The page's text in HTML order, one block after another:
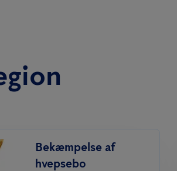
Bekæmpelse af
hvepsebo